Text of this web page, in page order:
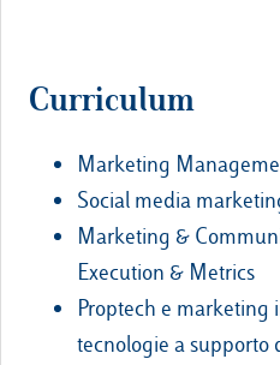
Curriculum
Marketing
Social media
Marketing &
Execution & Metrics
Proptech e marketing
tecnologie a supporto